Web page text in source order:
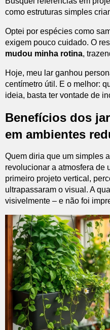
como estruturas simples
Optei por espécies como
exigem pouco cuidado. O
mudou minha rotina,
Hoje, meu lar ganhou
centímetro útil. E o melhor:
ideia, basta ter vontade de
Benefícios dos
em ambientes
Quem diria que um simples
revolucionar a atmosfera de
primeiro projeto vertical,
ultrapassaram o visual. A
visivelmente – e não foi